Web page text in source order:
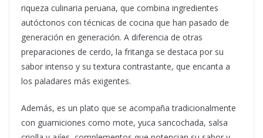
riqueza culinaria peruana, que combina ingredientes
autóctonos con técnicas de cocina que han pasado de
generación en generación. A diferencia de otras
preparaciones de cerdo, la fritanga se destaca por su
sabor intenso y su textura contrastante, que encanta a
los paladares más exigentes.
Además, es un plato que se acompaña tradicionalmente
con guarniciones como mote, yuca sancochada, salsa